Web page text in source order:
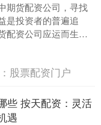
期货配资公司，寻找
是投资者的普遍追
配资公司应运而生，
全可靠的平台，让
股票配资门户
些 按天配资：灵活
遇